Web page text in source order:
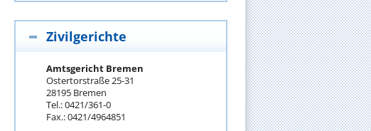
Zivilgerichte
Amtsgericht Bremen
Ostertorstraße 25-31
28195 Bremen
Tel.: 0421/361-0
Fax.: 0421/4964851